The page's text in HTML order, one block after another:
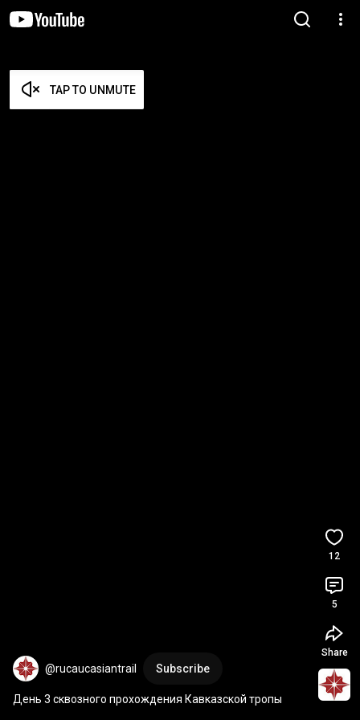
TAP TO UNMUTE
@rucaucasiantrail Subscribe
День 3 сквозного прохождения Кавказской тропы
12
5
Share